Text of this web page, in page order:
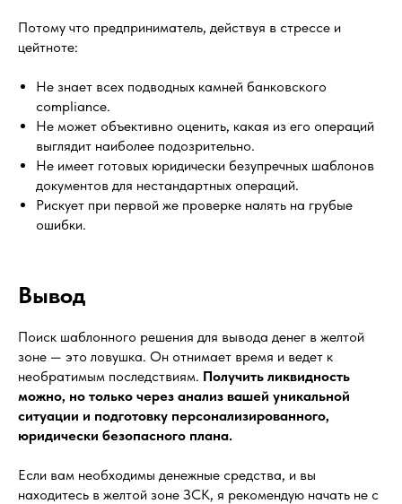
Потому что предприниматель, действуя в стрессе и
цейтноте:
Не знает всех подводных камней банковского
compliance.
Не может объективно оценить, какая из его операций
выглядит наиболее подозрительно.
Не имеет готовых юридически безупречных шаблонов
документов для нестандартных операций.
Рискует при первой же проверке налять на грубые
ошибки.
Вывод
Поиск шаблонного решения для вывода денег в желтой
зоне — это ловушка. Он отнимает время и ведет к
необратимым последствиям. Получить ликвидность
можно, но только через анализ вашей уникальной
ситуации и подготовку персонализированного,
юридически безопасного плана.
Если вам необходимы денежные средства, и вы
находитесь в желтой зоне ЗСК, я рекомендую начать не с